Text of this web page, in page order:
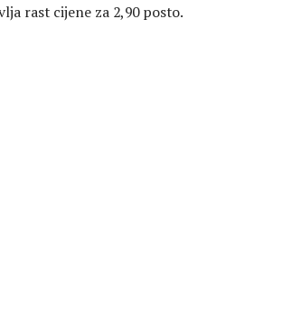
rast cijene za 2,90 posto.